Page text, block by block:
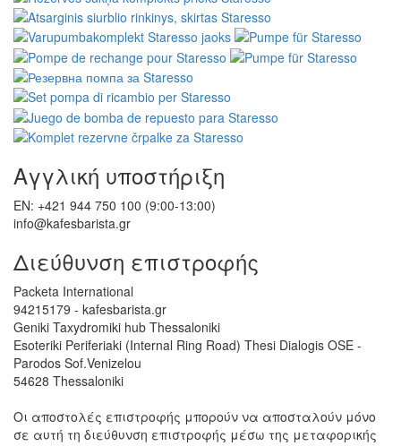
Αγγλική υποστήριξη
EN: +421 944 750 100 (9:00-13:00)
info@kafesbarista.gr
Διεύθυνση επιστροφής
Packeta International
94215179 - kafesbarista.gr
Geniki Taxydromiki hub Thessaloniki
Esoteriki Periferiaki (Internal Ring Road) Thesi Dialogis OSE -
Parodos Sof.Venizelou
54628 Thessaloniki
Οι αποστολές επιστροφής μπορούν να αποσταλούν μόνο
σε αυτή τη διεύθυνση επιστροφής μέσω της μεταφορικής